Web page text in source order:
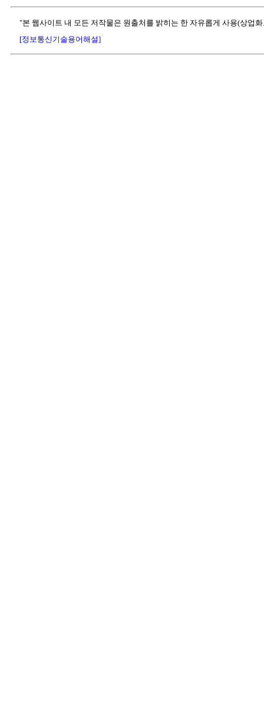
"본 웹사이트 내 모든 저작물은 원출처를 밝히는 한 자유롭게 사용(상업
[정보통신기술용어해설]